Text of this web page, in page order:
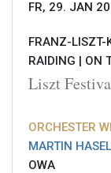
FR, 29. JAN
FRANZ-LISZT-
RAIDING | ON
Liszt
ORCHESTER
MARTIN
OWA